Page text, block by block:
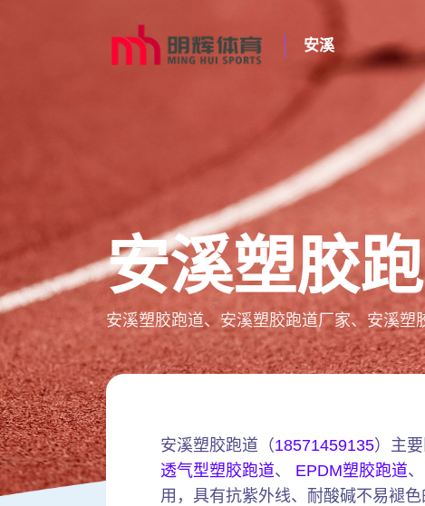
安溪
安溪塑胶
安溪塑胶跑道、安溪塑胶跑道厂家、安溪塑
安溪塑胶跑道（18571459135）主
透气型塑胶跑道、 EPDM塑胶跑道、
用，具有抗紫外线、耐酸碱不易褪色